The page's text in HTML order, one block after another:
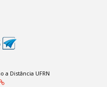
a Distância UFRN